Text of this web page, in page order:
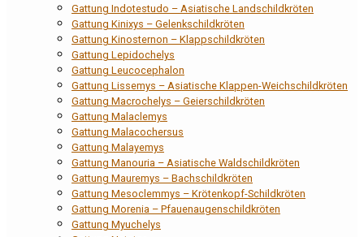
Gattung Indotestudo – Asiatische Landschildkröten
Gattung Kinixys – Gelenkschildkröten
Gattung Kinosternon – Klappschildkröten
Gattung Lepidochelys
Gattung Leucocephalon
Gattung Lissemys – Asiatische Klappen-Weichschildkröten
Gattung Macrochelys – Geierschildkröten
Gattung Malaclemys
Gattung Malacochersus
Gattung Malayemys
Gattung Manouria – Asiatische Waldschildkröten
Gattung Mauremys – Bachschildkröten
Gattung Mesoclemmys – Krötenkopf-Schildkröten
Gattung Morenia – Pfauenaugenschildkröten
Gattung Myuchelys